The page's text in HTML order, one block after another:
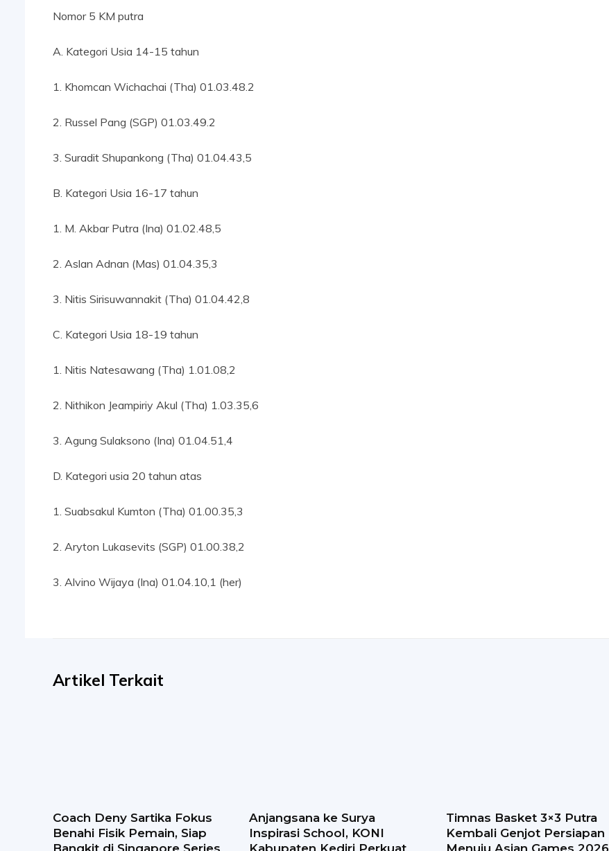
Nomor 5 KM putra
A. Kategori Usia 14-15 tahun
1. Khomcan Wichachai (Tha) 01.03.48.2
2. Russel Pang (SGP) 01.03.49.2
3. Suradit Shupankong (Tha) 01.04.43,5
B. Kategori Usia 16-17 tahun
1. M. Akbar Putra (Ina) 01.02.48,5
2. Aslan Adnan (Mas) 01.04.35,3
3. Nitis Sirisuwannakit (Tha) 01.04.42,8
C. Kategori Usia 18-19 tahun
1. Nitis Natesawang (Tha) 1.01.08,2
2. Nithikon Jeampiriy Akul (Tha) 1.03.35,6
3. Agung Sulaksono (Ina) 01.04.51,4
D. Kategori usia 20 tahun atas
1. Suabsakul Kumton (Tha) 01.00.35,3
2. Aryton Lukasevits (SGP) 01.00.38,2
3. Alvino Wijaya (Ina) 01.04.10,1 (her)
Artikel Terkait
Coach Deny Sartika Fokus
Benahi Fisik Pemain, Siap
Anjangsana ke Surya
Inspirasi School, KONI
Timnas Basket 3×3 Putra
Kembali Genjot Persiapan